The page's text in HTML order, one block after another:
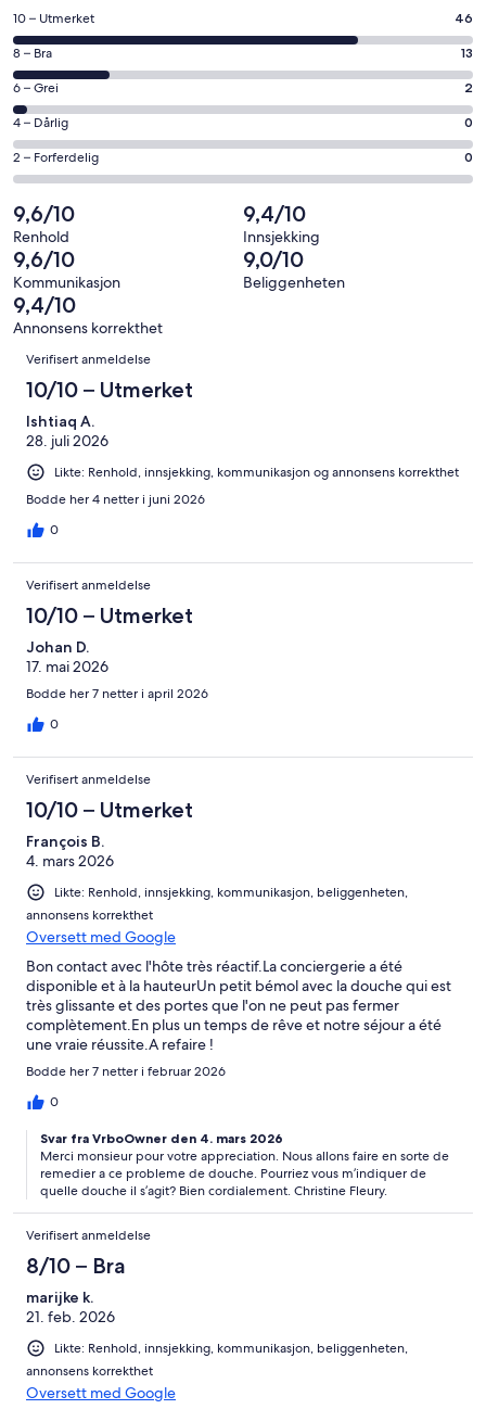
et
nytt
vindu
Rangering
på
10
−
Utmerket.
46
av
totalt
61
anmeldelser.
10 – Utmerket 46
Rangering
på
8
−
Bra.
13
av
totalt
61
anmeldelser.
8 – Bra 13
Rangering
på
6
−
Grei.
2
av
totalt
61
anmeldelser.
6 – Grei 2
Rangering
på
4
Dårlig.
0
av
totalt
61
anmeldelser.
4 – Dårlig 0
Rangering
på
2
−
Forferdelig.
0
av
totalt
61
anmeldelser.
2 – Forferdelig 0
9,6/10
Renhold
9,4/10
Innsjekking
9,6/10
Kommunikasjon
9,0/10
Beliggenheten
9,4/10
Annonsens korrekthet
Anmeldelser
Verifisert anmeldelse
10/10 – Utmerket
Ishtiaq A.
28. juli 2026
Likte: Renhold, innsjekking, kommunikasjon og annonsens korrekthet
Bodde her 4 netter i juni 2026
0
Verifisert anmeldelse
10/10 – Utmerket
Johan D.
17. mai 2026
Bodde her 7 netter i april 2026
0
Verifisert anmeldelse
10/10 – Utmerket
François B.
4. mars 2026
Likte: Renhold, innsjekking, kommunikasjon, beliggenheten,
annonsens korrekthet
Oversett med Google
Bon contact avec l'hôte très réactif.La conciergerie a été
disponible et à la hauteurUn petit bémol avec la douche qui est
très glissante et des portes que l'on ne peut pas fermer
complètement.En plus un temps de rêve et notre séjour a été
une vraie réussite.A refaire !
Bodde her 7 netter i februar 2026
0
Svar fra VrboOwner den 4. mars 2026
Merci monsieur pour votre appreciation. Nous allons faire en sorte de
remedier a ce probleme de douche. Pourriez vous m’indiquer de
quelle douche il s’agit? Bien cordialement. Christine Fleury.
Verifisert anmeldelse
8/10 – Bra
marijke k.
21. feb. 2026
Likte: Renhold, innsjekking, kommunikasjon, beliggenheten,
annonsens korrekthet
Oversett med Google